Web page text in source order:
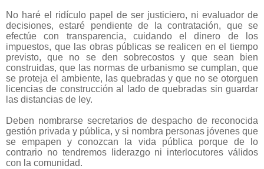
No haré el ridículo papel de ser justiciero, ni evaluador de
decisiones, estaré pendiente de la contratación, que se
efectúe con transparencia, cuidando el dinero de los
impuestos, que las obras públicas se realicen en el tiempo
previsto, que no se den sobrecostos y que sean bien
construidas, que las normas de urbanismo se cumplan, que
se proteja el ambiente, las quebradas y que no se otorguen
licencias de construcción al lado de quebradas sin guardar
las distancias de ley.
Deben nombrarse secretarios de despacho de reconocida
gestión privada y pública, y si nombra personas jóvenes que
se empapen y conozcan la vida pública porque de lo
contrario no tendremos liderazgo ni interlocutores válidos
con la comunidad.